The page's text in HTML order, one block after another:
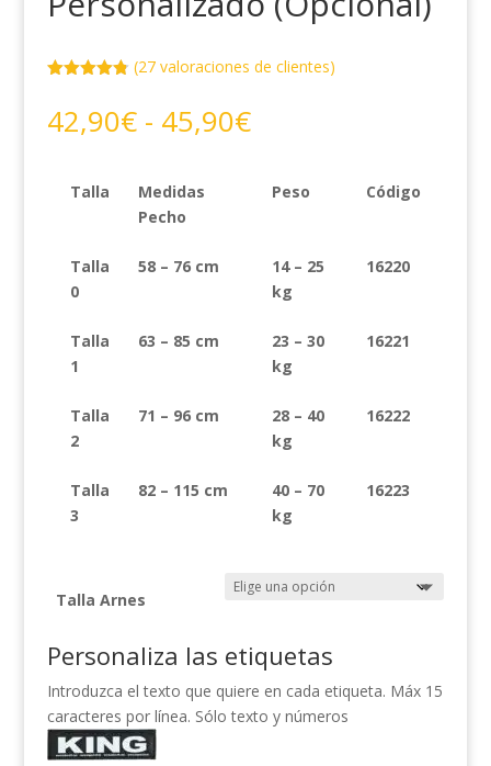
5 en base
(27 valoraciones de clientes)
42,90€ - 45,90€Rango
de
desde
45,90€
Talla
Medidas
Pecho
Peso Código
Talla
0
58 – 76 cm
14 – 25
kg
16220
Talla
1
63 – 85 cm
23 – 30
kg
16221
Talla
2
71 – 96 cm
28 – 40
kg
16222
Talla
3
82 – 115 cm
40 – 70
kg
16223
Talla Arnes
Personaliza las etiquetas
Introduzca el texto que quiere en cada etiqueta. Máx 15
caracteres por línea. Sólo texto y números